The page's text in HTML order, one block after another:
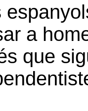
a
que